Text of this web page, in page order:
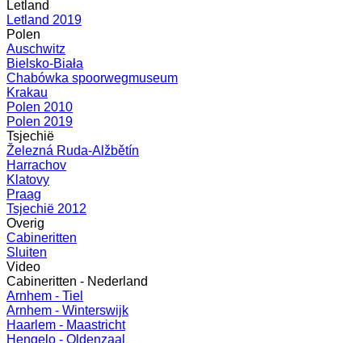
Letland
Letland 2019
Polen
Auschwitz
Bielsko-Biała
Chabówka spoorwegmuseum
Krakau
Polen 2010
Polen 2019
Tsjechië
Železná Ruda-Alžbětín
Harrachov
Klatovy
Praag
Tsjechië 2012
Overig
Cabineritten
Sluiten
Video
Cabineritten - Nederland
Arnhem - Tiel
Arnhem - Winterswijk
Haarlem - Maastricht
Hengelo - Oldenzaal